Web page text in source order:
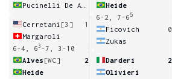
Cerretani [3]
1
Margaroli
6-4, 63 -7, 3-10
Alves [WC]
2
Heide
Heide
6-2, 7-6 5
Ficovich
0
Zukas
Darderi
2
Olivieri